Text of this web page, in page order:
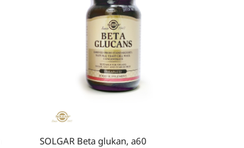
SOLGAR Beta glukan, a60